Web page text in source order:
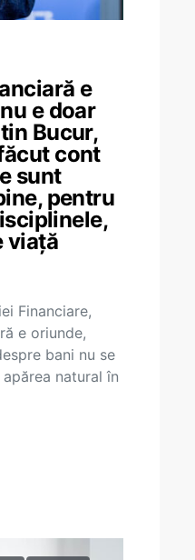
e
e doar
Bucur,
cont
sunt
pentru
viață
Financiare,
e oriunde,
bani nu se
natural în